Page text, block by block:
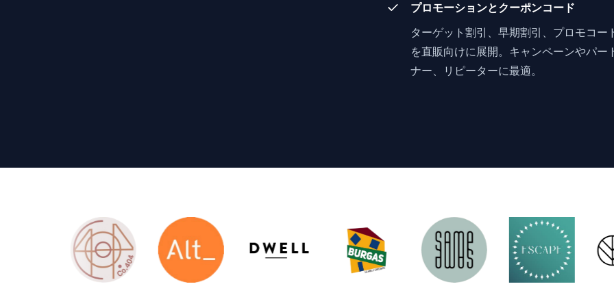
プロモーションとクーポンコード
ターゲット割引、早期割引、プロモコー
を直販向けに展開。キャンペーンやパー
ナー、リピーターに最適。